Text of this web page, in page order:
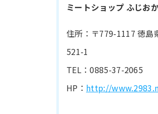
ミートショップ ふじお
住所：〒779-1117 徳島
521-1
TEL：0885-37-2065
HP： http://